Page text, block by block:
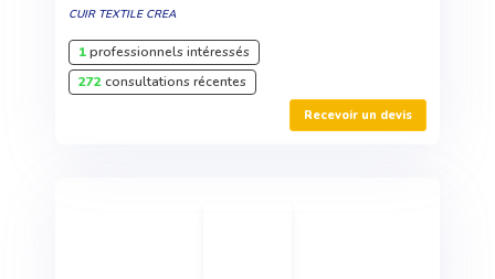
CUIR TEXTILE CREA
1professionnels intéressés
272consultations récentes
Recevoir un devis